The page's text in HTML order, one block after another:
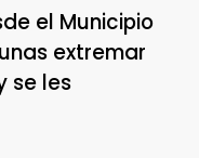
el Municipio
extremar
se les